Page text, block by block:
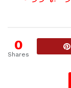
0
Shares